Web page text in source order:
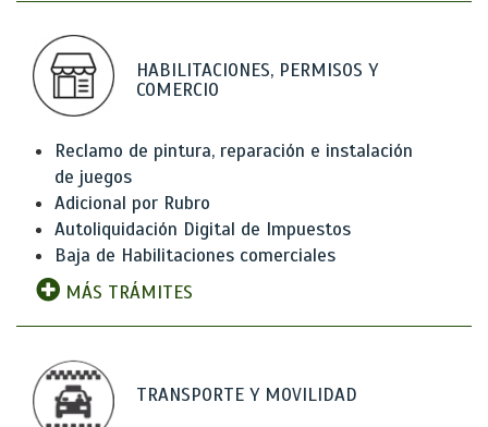
HABILITACIONES, PERMISOS Y
COMERCIO
Reclamo de pintura, reparación e instalación
de juegos
Adicional por Rubro
Autoliquidación Digital de Impuestos
Baja de Habilitaciones comerciales
MÁS TRÁMITES
TRANSPORTE Y MOVILIDAD